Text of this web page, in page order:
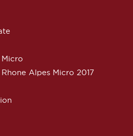
Alpes Micro 2017